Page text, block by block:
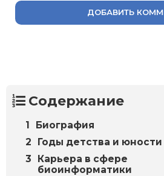
ДОБАВИТЬ
Содержание
Биография
Годы детства и юности
Карьера в сфере
биоинформатики